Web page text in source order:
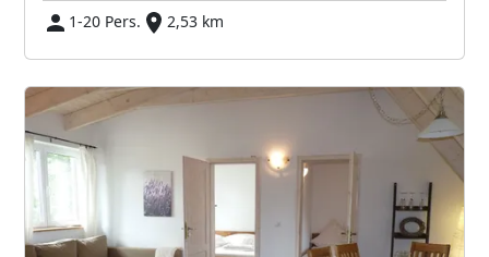
1-20 Pers.
2,53 km